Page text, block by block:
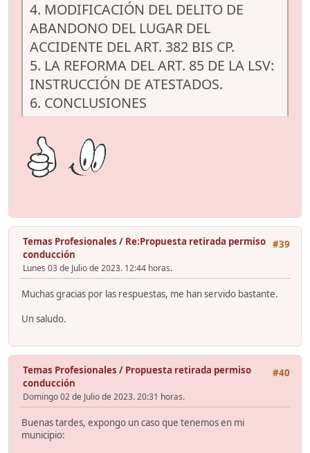
4. MODIFICACIÓN DEL DELITO DE
ABANDONO DEL LUGAR DEL
ACCIDENTE DEL ART. 382 BIS CP.
5. LA REFORMA DEL ART. 85 DE LA LSV:
INSTRUCCIÓN DE ATESTADOS.
6. CONCLUSIONES
#39
Temas Profesionales / Re:Propuesta retirada permiso
conducción
Lunes 03 de Julio de 2023. 12:44 horas.
Muchas gracias por las respuestas, me han servido bastante.
Un saludo.
#40
Temas Profesionales / Propuesta retirada permiso
conducción
Domingo 02 de Julio de 2023. 20:31 horas.
Buenas tardes, expongo un caso que tenemos en mi
municipio: